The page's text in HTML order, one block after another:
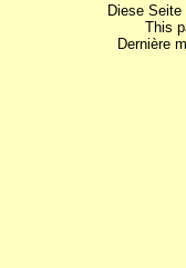
Diese
This
Dernière